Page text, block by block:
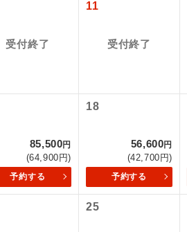
受付終了
11
受付終了
85,500円
(64,900円)
予約する
18
56,600円
(42,700円)
予約する
25
航空会社が設定する「個人包括旅
以下の注意事項をあらかじめご了承
お支払いについて
お支払いは、クレジットカード決済
お申し込みの最後にクレジットカー
ご旅行の契約が成立となります。
添乗員同行
現地
バスガイド乗務 バスガ
世界遺産
ユネス
スです。
絶景